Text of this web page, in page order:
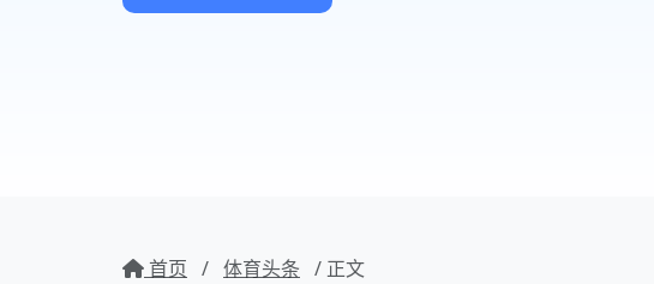
首页 / 体育头条 / 正文